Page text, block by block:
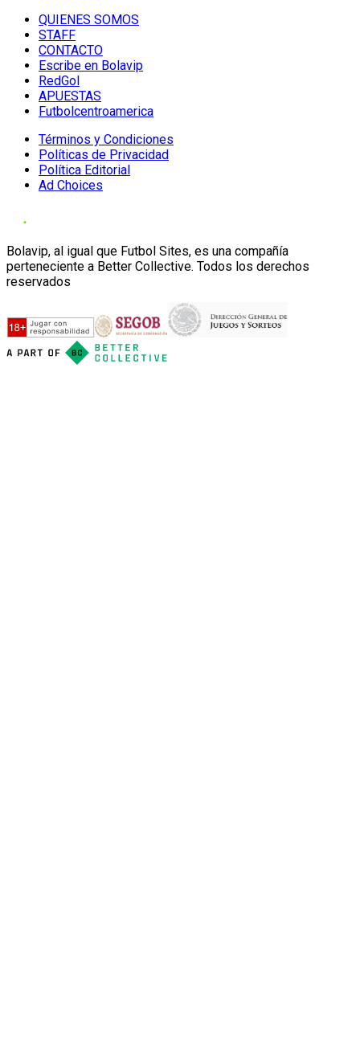
QUIENES SOMOS
STAFF
CONTACTO
Escribe en Bolavip
RedGol
APUESTAS
Futbolcentroamerica
Términos y Condiciones
Políticas de Privacidad
Política Editorial
Ad Choices
Bolavip, al igual que Futbol Sites, es una compañía
perteneciente a Better Collective. Todos los derechos
reservados